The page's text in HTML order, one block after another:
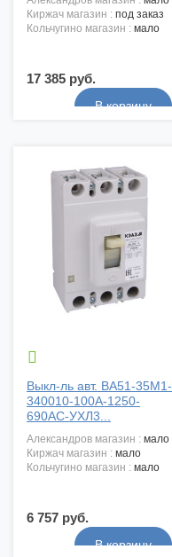
киржач магазин : под заказ
кольчугино магазин : мало
17 385 руб.

Выкл-ль авт. ВА51-35М1-
340010-100А-1250-
690AC-УХЛ3...
александров магазин : мало
киржач магазин : мало
кольчугино магазин : мало
6 757 руб.